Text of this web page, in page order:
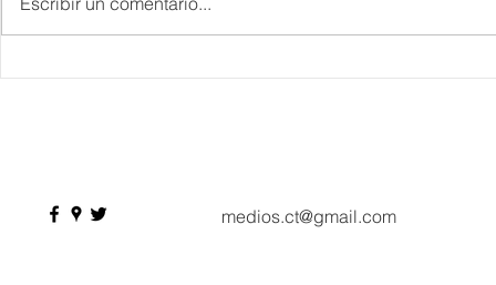
medios.ct@gmail.com